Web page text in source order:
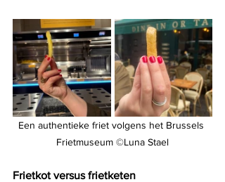
Een authentieke friet volgens het Brussels
Frietmuseum ©Luna Stael
Frietkot versus frietketen